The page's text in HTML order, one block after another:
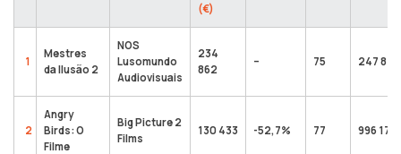
(€)
1
Mestres
da Ilusão 2
NOS
Lusomundo
Audiovisuais
234
862
– 75 247 843
2
Angry
Birds: O
Filme
Big Picture 2
Films
130 433 -52,7% 77 996 175